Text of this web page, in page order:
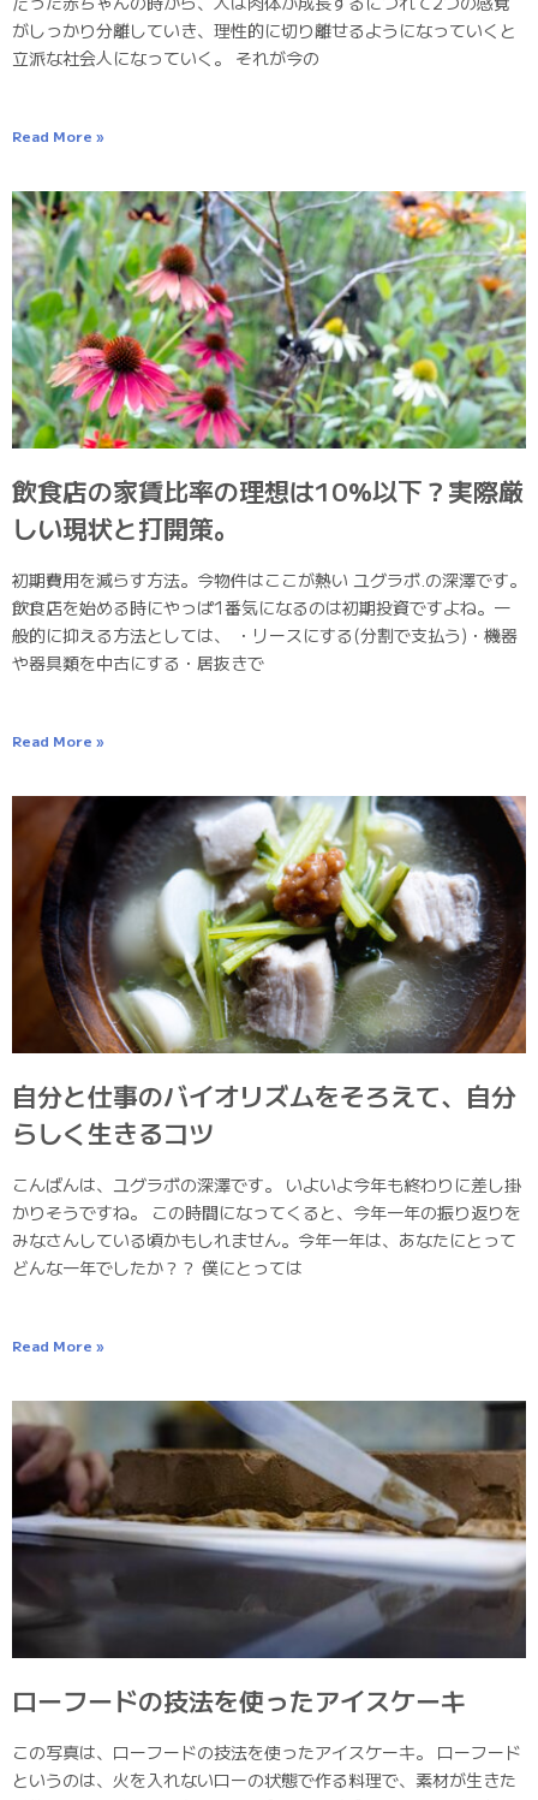
がしっかり分離していき、理性的に切り離せるようになっていくと
立派な社会人になっていく。 それが今の
Read More »
飲食店の家賃比率の理想は10%以下？実際厳
しい現状と打開策。
初期費用を減らす方法。今物件はここが熱い ユグラボ.の深澤です。
飲食店を始める時にやっぱ1番気になるのは初期投資ですよね。一
般的に抑える方法としては、 ・リースにする(分割で支払う)・機器
や器具類を中古にする・居抜きで
Read More »
自分と仕事のバイオリズムをそろえて、自分
らしく生きるコツ
こんばんは、ユグラボの深澤です。 いよいよ今年も終わりに差し掛
かりそうですね。 この時間になってくると、今年一年の振り返りを
みなさんしている頃かもしれません。今年一年は、あなたにとって
どんな一年でしたか？？ 僕にとっては
Read More »
ローフードの技法を使ったアイスケーキ
この写真は、ローフードの技法を使ったアイスケーキ。 ローフード
というのは、火を入れないローの状態で作る料理で、素材が生きた